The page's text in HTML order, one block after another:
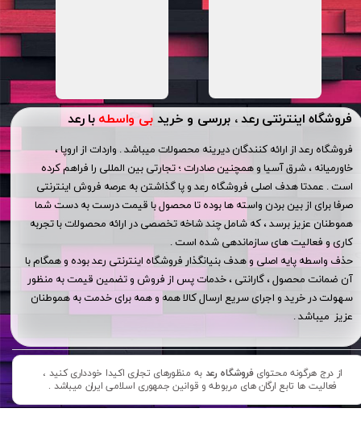
فروشگاه اینترنتی رعد ، بررسی و خرید بی واسطه با رعد
فروشگاه رعد از ارائه کنندگان دیرینه محصولات میباشد . واردات از اروپا ،
خاورمیانه ، شرق آسیا و همچنین صادرات ؛ تجارتی بین المللی را فراهم کرده
است . عمدتا هدف اصلی فروشگاه رعد و پا گذاشتن به عرصه فروش اینترنتی
صرفا برای از بین بردن واسته ها بوده تا محصول با قیمت درست به دست شما
هموطنان عزیز برسد ، که شامل چند شاخه تخصصی در ارائه محصولات با تجربه
کاری و فعالیت های سازماندهی شده است .
حذف واسطه پایه اصلی و هدف بنیانگذار فروشگاه اینترنتی رعد بوده و همگام با
آن ضمانت محصول ، گارانتی ، خدمات پس از فروش و تضمین قیمت به منظور
سهولت در خرید و اجرای سریع ارسال کالا همه و همه برای خدمت به هموطنان
عزیز میباشد .
از درج هرگونه محتوایفروشگاه رعد به منظورهای تجاری اکیدا خودداری کنید ،
فعالیت ها تابع ارگان های مربوطه و قوانین جمهوری اسلامی ایران میباشد .​​​​​​​